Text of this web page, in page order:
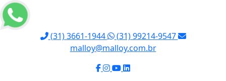
(31) 3661-1944
(31) 99214-9547
malloy@malloy.com.br